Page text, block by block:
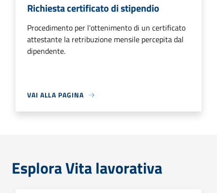
Richiesta certificato di stipendio
Procedimento per l'ottenimento di un certificato
attestante la retribuzione mensile percepita dal
dipendente.
VAI ALLA PAGINA
Esplora Vita lavorativa